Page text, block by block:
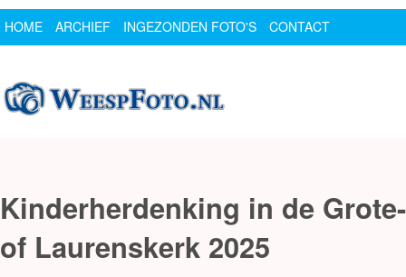
HOME ARCHIEF INGEZONDEN FOTO'S
CONTACT
Kinderherdenking in de Grote-
of Laurenskerk 2025